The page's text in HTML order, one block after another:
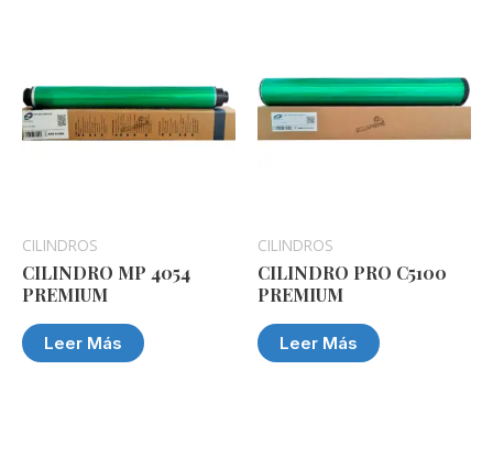
CILINDROS
CILINDRO MP 4054
PREMIUM
Leer Más
CILINDROS
CILINDRO PRO C5100
PREMIUM
Leer Más